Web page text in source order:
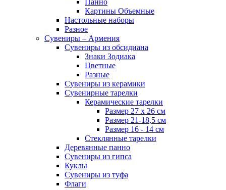
Панно
Картины Объемные
Настольные наборы
Разное
Сувениры – Армения
Сувениры из обсидиана
Знаки Зодиака
Цветные
Разные
Сувениры из керамики
Сувенирные тарелки
Керамические тарелки
Размер 27 х 26 см
Размер 21-18,5 см
Размер 16 - 14 см
Стеклянные тарелки
Деревянные панно
Сувениры из гипса
Куклы
Сувениры из туфа
Флаги